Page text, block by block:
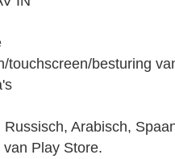
touchscreen/besturing
Arabisch,
Play Store.